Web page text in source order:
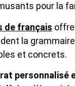
pour la
de français
la
et concrets.
personnalisé